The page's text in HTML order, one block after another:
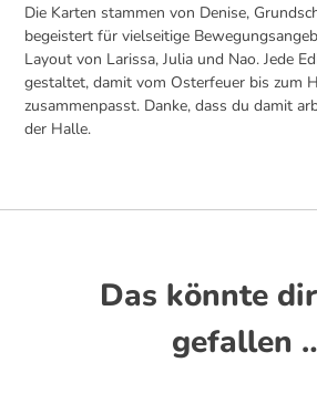
Die Karten stammen von Denise,
begeistert für vielseitige
Layout von Larissa, Julia und Nao. Jede
gestaltet, damit vom Osterfeuer bis zum
zusammenpasst. Danke, dass du damit
der Halle.
Das könnte
gefallen